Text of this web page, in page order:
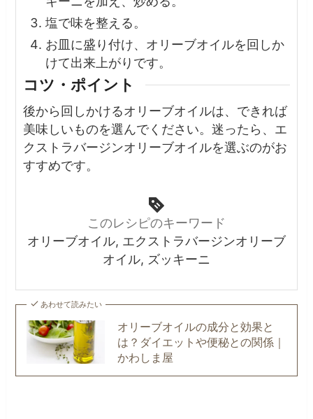
塩で味を整える。
お皿に盛り付け、オリーブオイルを回しか
けて出来上がりです。
コツ・ポイント
後から回しかけるオリーブオイルは、できれば
美味しいものを選んでください。迷ったら、エ
クストラバージンオリーブオイルを選ぶのがお
すすめです。
このレシピのキーワード
オリーブオイル, エクストラバージンオリーブ
オイル, ズッキーニ
あわせて読みたい
オリーブオイルの成分と効果と
は？ダイエットや便秘との関係｜
かわしま屋